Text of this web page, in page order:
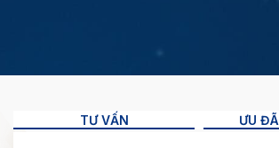
TƯ VẤN ƯU